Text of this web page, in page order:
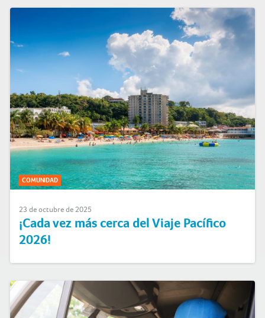
COMUNIDAD
23 de octubre de 2025
¡Cada vez más cerca del Viaje Pacífico
2026!